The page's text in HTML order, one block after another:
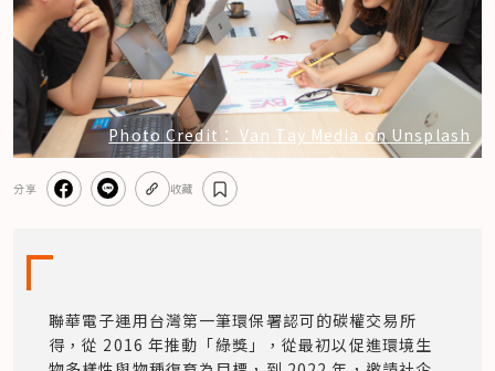
Photo Credit： Van Tay Media on Unsplash
分享 收藏
聯華電子運用台灣第一筆環保署認可的碳權交易所
得，從 2016 年推動「綠獎」，從最初以促進環境生